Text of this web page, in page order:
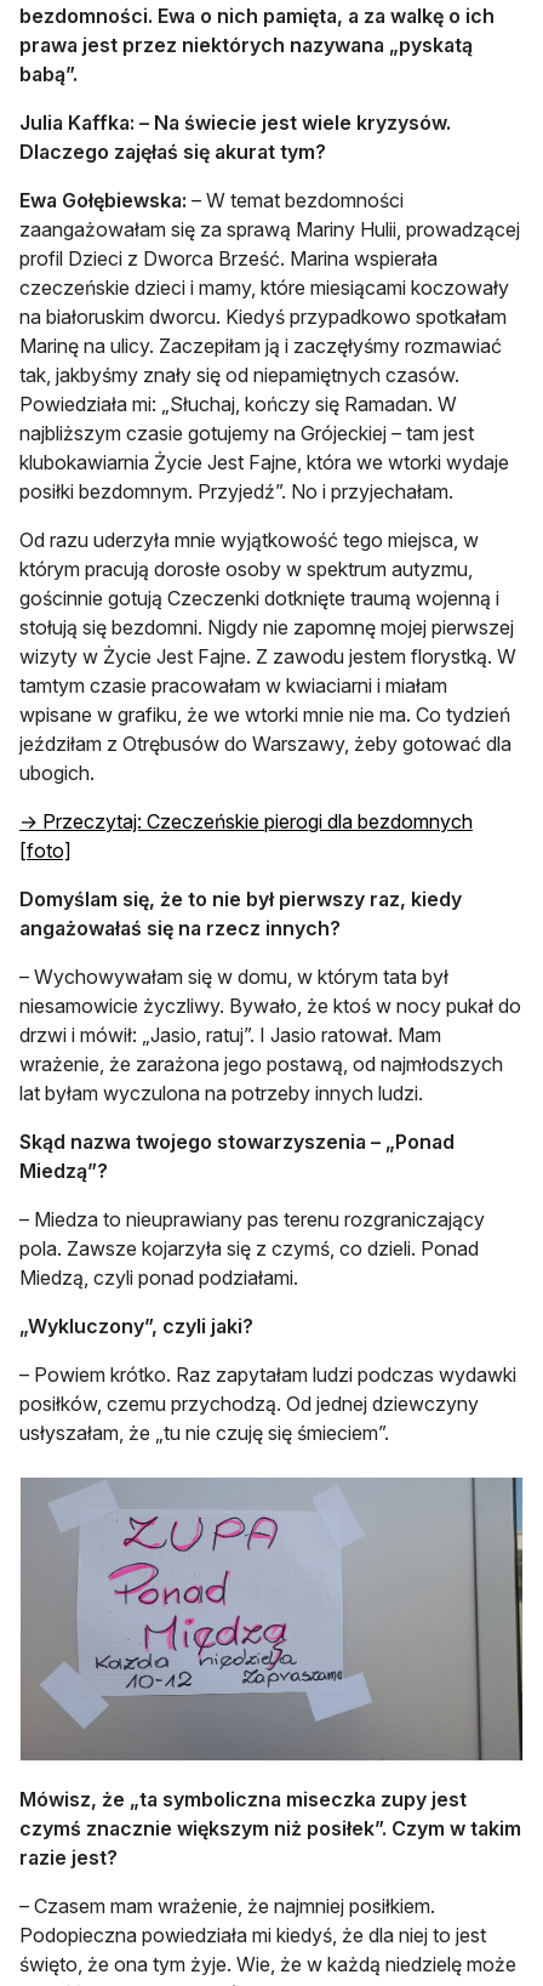
bezdomności. Ewa o nich pamięta, a za walkę o ich
prawa jest przez niektórych nazywana „pyskatą
babą”.
Julia Kaffka: – Na świecie jest wiele kryzysów.
Dlaczego zajęłaś się akurat tym?
Ewa Gołębiewska: – W temat bezdomności
zaangażowałam się za sprawą Mariny Hulii, prowadzącej
profil Dzieci z Dworca Brześć. Marina wspierała
czeczeńskie dzieci i mamy, które miesiącami koczowały
na białoruskim dworcu. Kiedyś przypadkowo spotkałam
Marinę na ulicy. Zaczepiłam ją i zaczęłyśmy rozmawiać
tak, jakbyśmy znały się od niepamiętnych czasów.
Powiedziała mi: „Słuchaj, kończy się Ramadan. W
najbliższym czasie gotujemy na Grójeckiej – tam jest
klubokawiarnia Życie Jest Fajne, która we wtorki wydaje
posiłki bezdomnym. Przyjedź”. No i przyjechałam.
Od razu uderzyła mnie wyjątkowość tego miejsca, w
którym pracują dorosłe osoby w spektrum autyzmu,
gościnnie gotują Czeczenki dotknięte traumą wojenną i
stołują się bezdomni. Nigdy nie zapomnę mojej pierwszej
wizyty w Życie Jest Fajne. Z zawodu jestem florystką. W
tamtym czasie pracowałam w kwiaciarni i miałam
wpisane w grafiku, że we wtorki mnie nie ma. Co tydzień
jeździłam z Otrębusów do Warszawy, żeby gotować dla
ubogich.
→ Przeczytaj: Czeczeńskie pierogi dla bezdomnych
[foto]
Domyślam się, że to nie był pierwszy raz, kiedy
angażowałaś się na rzecz innych?
– Wychowywałam się w domu, w którym tata był
niesamowicie życzliwy. Bywało, że ktoś w nocy pukał do
drzwi i mówił: „Jasio, ratuj”. I Jasio ratował. Mam
wrażenie, że zarażona jego postawą, od najmłodszych
lat byłam wyczulona na potrzeby innych ludzi.
Skąd nazwa twojego stowarzyszenia – „Ponad
Miedzą”?
– Miedza to nieuprawiany pas terenu rozgraniczający
pola. Zawsze kojarzyła się z czymś, co dzieli. Ponad
Miedzą, czyli ponad podziałami.
„Wykluczony”, czyli jaki?
– Powiem krótko. Raz zapytałam ludzi podczas wydawki
posiłków, czemu przychodzą. Od jednej dziewczyny
usłyszałam, że „tu nie czuję się śmieciem”.
Mówisz, że „ta symboliczna miseczka zupy jest
czymś znacznie większym niż posiłek”. Czym w takim
razie jest?
– Czasem mam wrażenie, że najmniej posiłkiem.
Podopieczna powiedziała mi kiedyś, że dla niej to jest
święto, że ona tym żyje. Wie, że w każdą niedzielę może